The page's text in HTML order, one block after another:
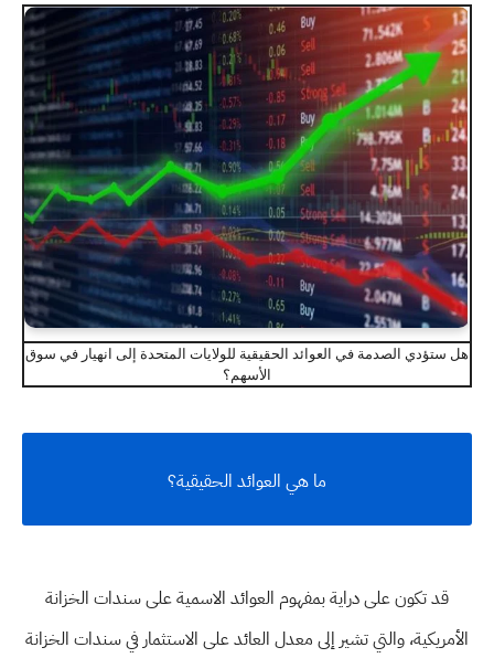
هل ستؤدي الصدمة في العوائد الحقيقية للولايات المتحدة إلى انهيار في سوق
الأسهم؟
ما هي العوائد الحقيقية؟
قد تكون على دراية بمفهوم العوائد الاسمية على سندات الخزانة
الأمريكية، والتي تشير إلى معدل العائد على الاستثمار في سندات الخزانة